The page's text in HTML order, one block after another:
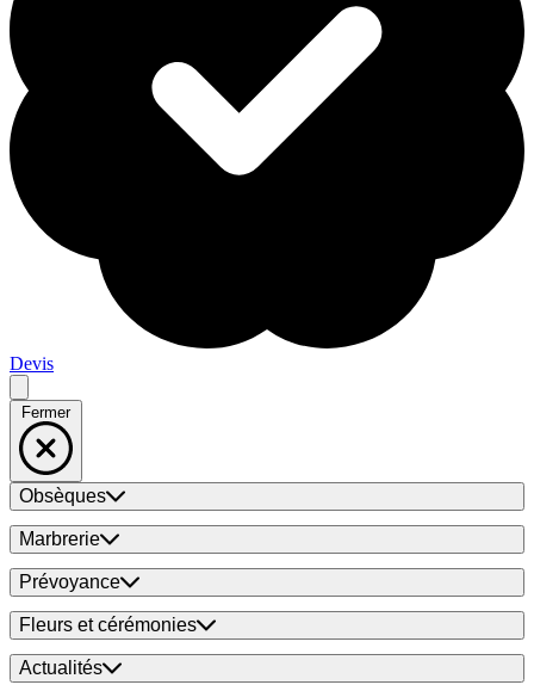
Devis
Fermer
Obsèques
Marbrerie
Prévoyance
Fleurs et cérémonies
Actualités